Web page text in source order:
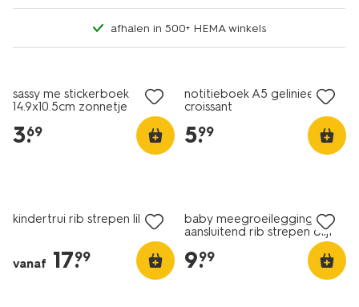
afhalen in 500+ HEMA winkels
sassy me stickerboek
14.9x10.5cm zonnetje
3.
69
notitieboek A5 gelinieerd
croissant
5.
99
kindertrui rib strepen lila
vanaf 17.
99
baby meegroeilegging
aansluitend rib strepen olijf
9.
99